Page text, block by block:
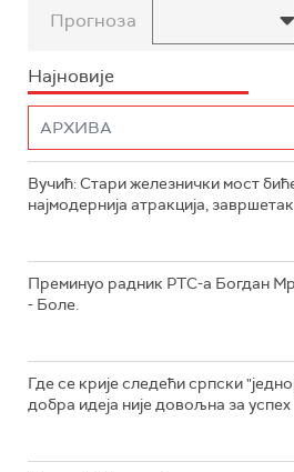
Прогноза
Најновије
Вучић: Стари железнички мост
најмодернија атракција,
Преминуо радник РТС-а Богдан
- Боле.
Где се крије следећи српски
добра идеја није довољна за успех